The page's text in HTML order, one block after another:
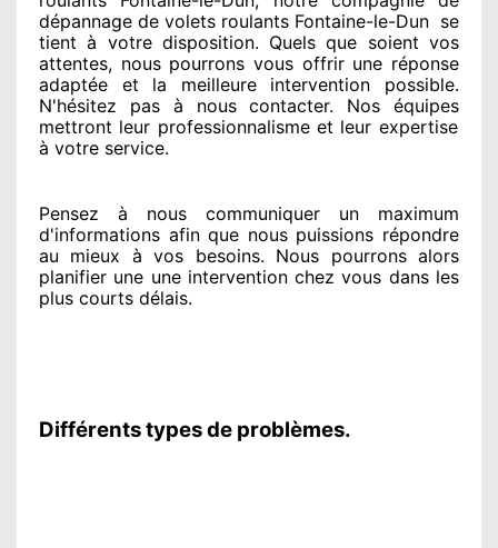
dépannage de volets roulants Fontaine-le-Dun se
tient à votre disposition. Quels que soient vos
attentes, nous pourrons vous offrirune réponse
adaptée et la meilleure intervention possible.
N'hésitez pas à nous contacter. Nos équipes
mettront leur professionnalismeet leur expertise
à votre service.
Pensez à nous communiquer un maximum
d'informations afin que nous puissions répondre
au mieux à vos besoins. Nous pourrons alors
planifier une une intervention chez vous dans les
plus courts délais.
Différents types de problèmes.